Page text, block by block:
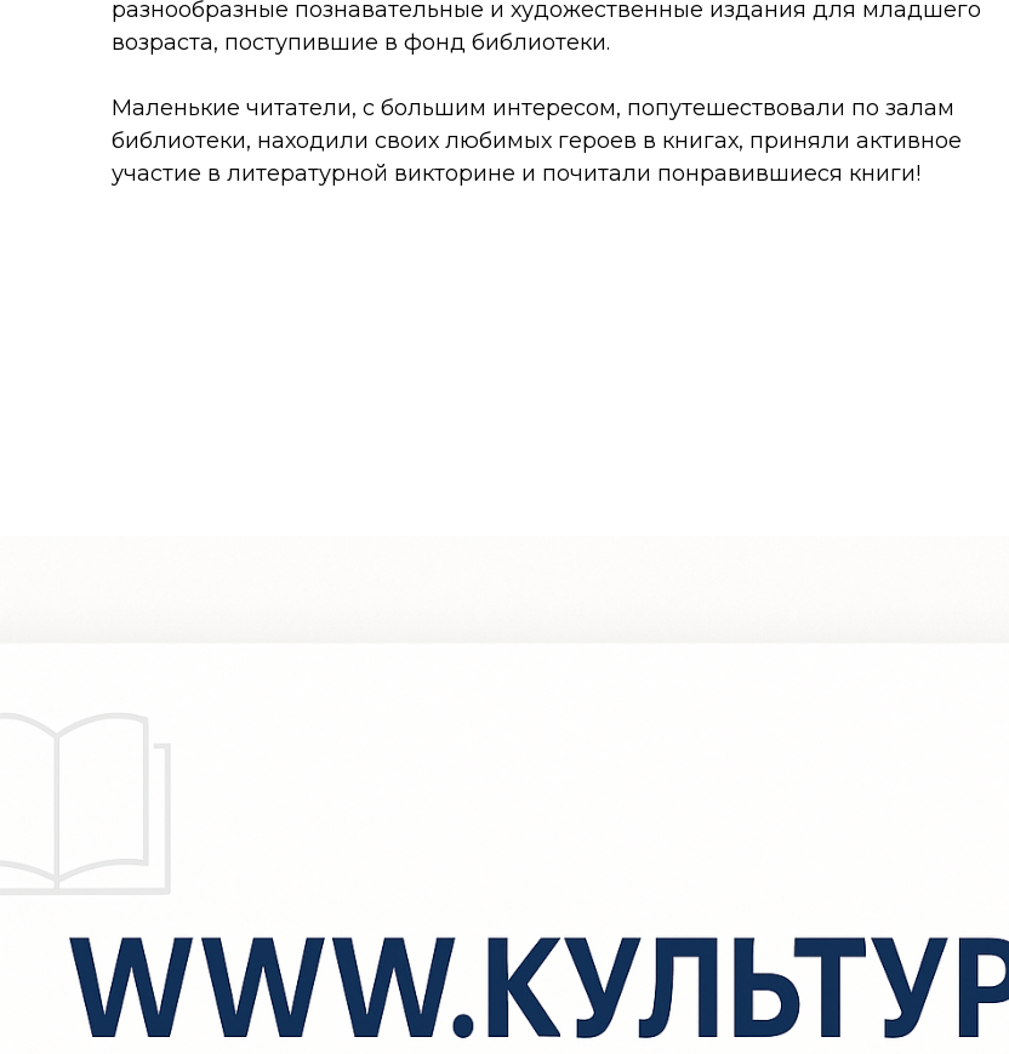
разнообразные познавательные и художественные издания для младшего
возраста, поступившие в фонд библиотеки.
Маленькие читатели, с большим интересом, попутешествовали по залам
библиотеки, находили своих любимых героев в книгах, приняли активное
участие в литературной викторине и почитали понравившиеся книги!